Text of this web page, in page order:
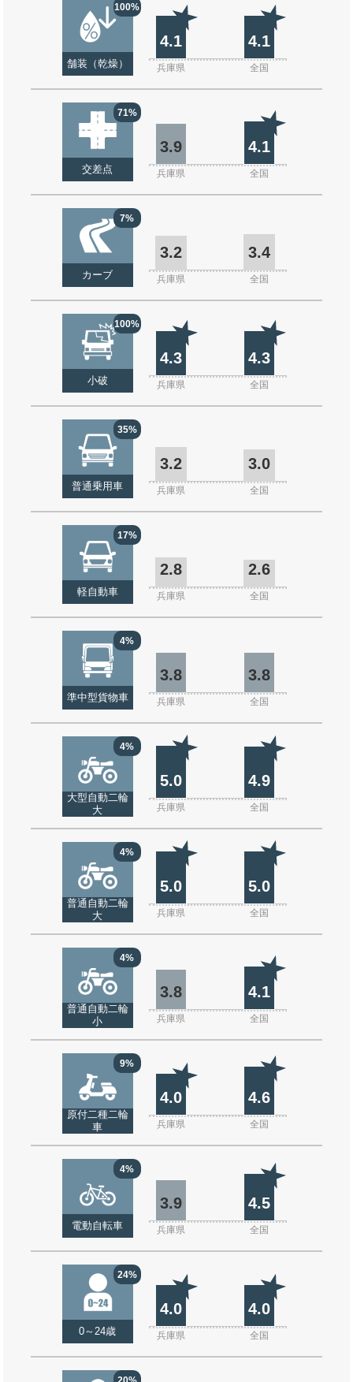
100%
舗装（乾燥）
4.1 4.1
兵庫県 全国
71%
交差点
3.9 4.1
兵庫県 全国
7%
カーブ
3.2 3.4
兵庫県 全国
100%
小破
4.3 4.3
兵庫県 全国
35%
普通乗用車
3.2 3.0
兵庫県 全国
17%
軽自動車
2.8 2.6
兵庫県 全国
4%
準中型貨物車
3.8 3.8
兵庫県 全国
4%
大型自動二輪
大
5.0 4.9
兵庫県 全国
4%
普通自動二輪
大
5.0 5.0
兵庫県 全国
4%
普通自動二輪
小
3.8 4.1
兵庫県 全国
9%
原付二種二輪
車
4.0 4.6
兵庫県 全国
4%
電動自転車
3.9 4.5
兵庫県 全国
24%
0～24歳
4.0 4.0
兵庫県 全国